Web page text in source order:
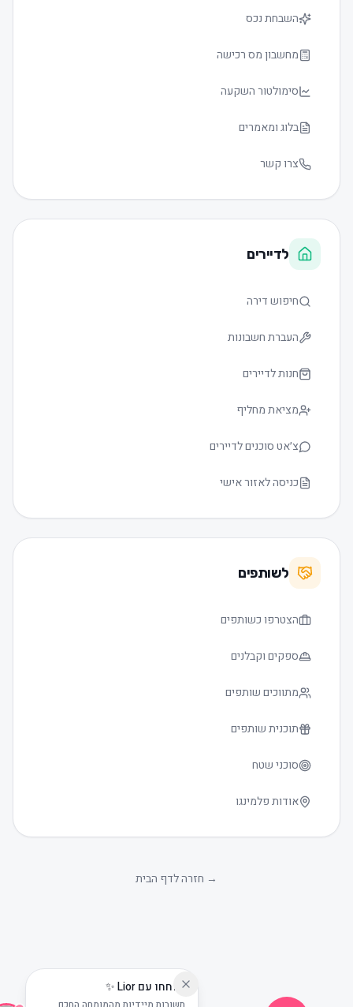
גודל טקסט
שוחחו עם Lior ✨
השבחת נכס
מחשבון מס רכישה
סימולטור השקעה
בלוג ומאמרים
צרו קשר
לדיירים
חיפוש דירה
העברת חשבונות
חנות לדיירים
מציאת מחליף
צ׳אט סוכנים לדיירים
כניסה לאזור אישי
לשותפים
הצטרפו כשותפים
ספקים וקבלנים
מתווכים שותפים
תוכנית שותפים
סוכני שטח
אודות פלמינגו
חזרה לדף הבית